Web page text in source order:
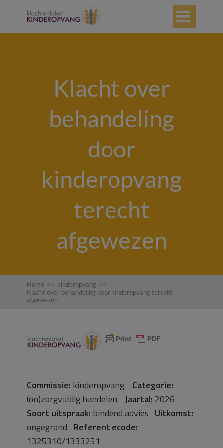

Klacht over
behandeling
door
kinderopvang
terecht
afgewezen
Home >> kinderopvang >>
Klacht over behandeling door kinderopvang terecht
afgewezen
Commissie: kinderopvang Categorie:
(on)zorgvuldig handelen Jaartal: 2026
Soort uitspraak: bindend advies Uitkomst:
ongegrond Referentiecode:
1325310/1333251